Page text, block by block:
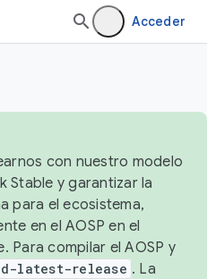
Acceder
con nuestro modelo
Stable y garantizar la
para el ecosistema,
en el AOSP en el
Para compilar el AOSP y
latest-release . La